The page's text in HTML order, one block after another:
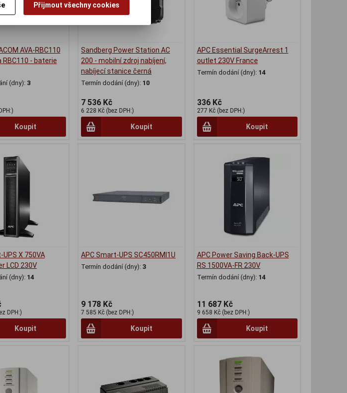
AVA-RBC110
RBC110 - baterie
(dny): 3
Koupit
Sandberg Power Station AC
200 - mobilní zdroj nabíjení,
nabíjecí stanice černá
Termín dodání (dny): 10
7 536 Kč
6 228 Kč (bez DPH:)
Koupit
APC Essential SurgeArrest 1
outlet 230V France
Termín dodání (dny): 14
336 Kč
277 Kč (bez DPH:)
Koupit
X 750VA
LCD 230V
(dny): 14
DPH:)
Koupit
APC Smart-UPS SC450RMI1U
Termín dodání (dny): 3
9 178 Kč
7 585 Kč (bez DPH:)
Koupit
APC Power Saving Back-UPS
RS 1500VA-FR 230V
Termín dodání (dny): 14
11 687 Kč
9 658 Kč (bez DPH:)
Koupit
Přijmout všechny cookies